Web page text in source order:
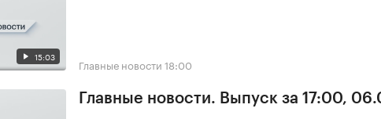
15:03 Главные новости 18:00
Главные новости. Выпуск за 17:00,